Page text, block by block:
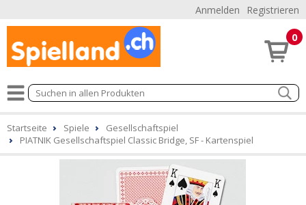
Anmelden Registrieren
0
Startseite Spiele
Gesellschaftspiel
PIATNIK Gesellschaftspiel Classic Bridge, SF - Kartenspiel